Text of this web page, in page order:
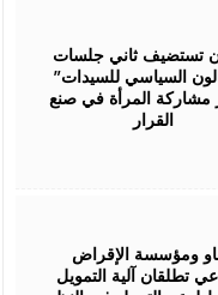
تستضيف ثاني جلسات
السياسي للسيدات”
مشاركة المرأة في صنع
القرار
ومؤسسة الإقراض
تطلقان آلية التمويل